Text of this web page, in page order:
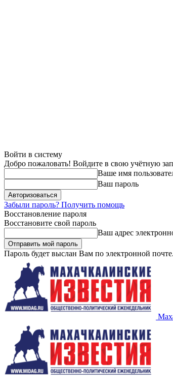
Войти в систему
Добро пожаловать! Войдите в свою учётную
Ваше имя
Ваш пароль
Забыли пароль? Получить помощь
Восстановление пароля
Восстановите свой пароль
Ваш адрес
Пароль будет выслан Вам по электронной почте.